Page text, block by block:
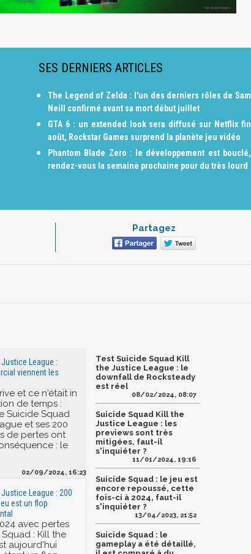
SES DERNIERS ARTICLES
The Legend of Zelda : l'un des derniers rôles de Sam
Neill confirmé avant sa mort début juillet
GTA 6 : un extended look sera diffusé sur Netflix fin
août, Rockstar Games surprend la planète jeu vidéo
Phantom Blade Zero : le développement est bouclé,
rendez-vous la semaine prochaine pour du très lourd
Partagez
League :
viennent les
et ce n'était in
de temps :
Suicide Squad
et ses 200
de pertes ont
: le
02/09/2024, 16:23
League : 200
est un flop
avec pertes
: Kill the
aujourd'hui
Test Suicide Squad Kill
the Justice League : le
downfall de Rocksteady
est réel
08/02/2024, 08:07
Suicide Squad Kill the
Justice League : les
previews sont très
mitigées, faut-il
s'inquiéter ?
11/01/2024, 19:16
Suicide Squad : le jeu est
encore repoussé, cette
fois-ci à 2024, faut-il
s'inquiéter ?
13/04/2023, 21:52
Suicide Squad : le
gameplay a été détaillé,